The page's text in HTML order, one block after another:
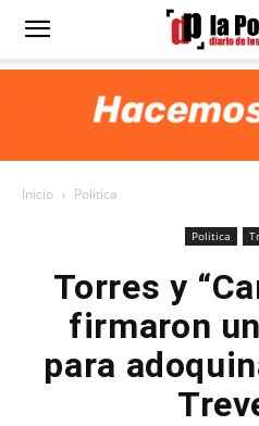
Diario
Inicio Politica
Politica
Torres y
firmaron
para